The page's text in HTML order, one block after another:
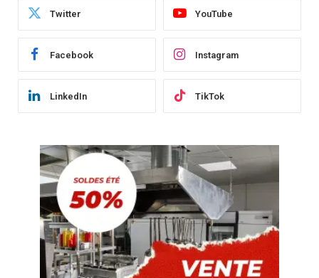
Twitter YouTube
Facebook Instagram
LinkedIn TikTok